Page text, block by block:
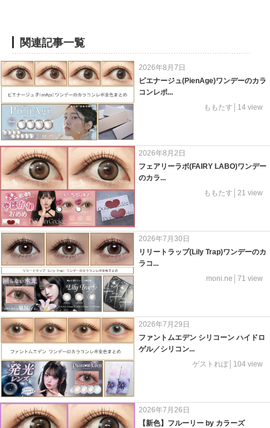
関連記事一覧
2026年8月7日
ピエナージュ(PienAge)ワンデーのカラ
コンレポ...
ももたす│14 view
2026年8月2日
フェアリーラボ(FAIRY LABO)ワンデー
のカラ...
ももたす│21 view
2026年7月30日
リリートラップ(Lily Trap)ワンデーのカ
ラコ...
moni.ne│71 view
2026年7月29日
ファントムエデン シリコーン ハイドロ
ゲル／シリコン...
ゲストれぽ│104 view
2026年7月26日
【新色】フルーリー by カラーズ